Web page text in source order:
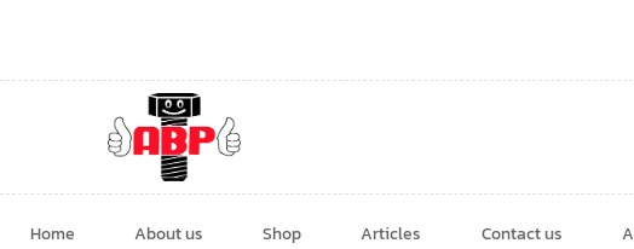
Home About us Shop Articles Contact us